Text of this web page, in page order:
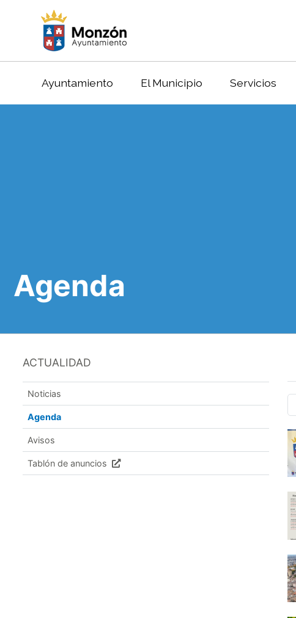
Ayuntamiento El Municipio Servicios
Agenda
ACTUALIDAD
Noticias
Agenda
Avisos
Tablón de anuncios